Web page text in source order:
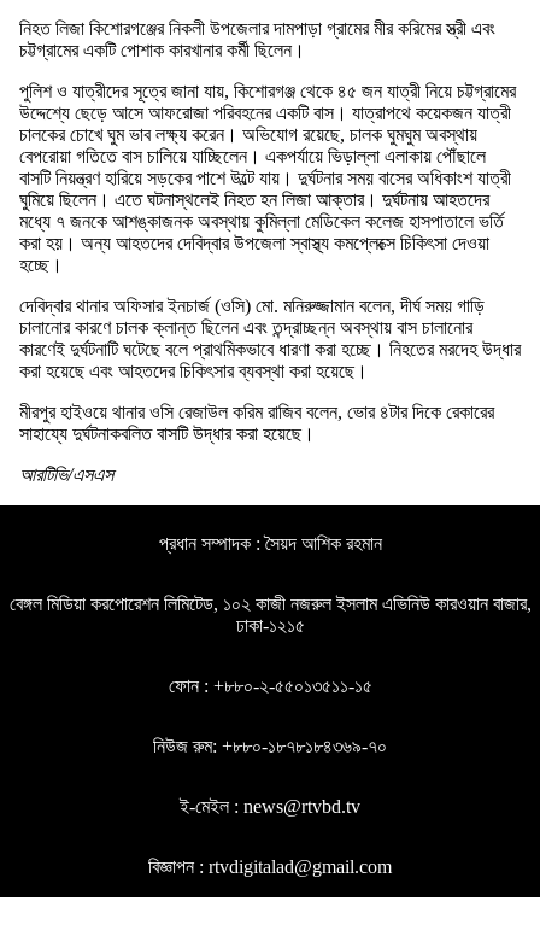
নিহত লিজা কিশোরগঞ্জের নিকলী উপজেলার দামপাড়া গ্রামের মীর করিমের স্ত্রী এবং
চট্টগ্রামের একটি পোশাক কারখানার কর্মী ছিলেন।
পুলিশ ও যাত্রীদের সূত্রে জানা যায়, কিশোরগঞ্জ থেকে ৪৫ জন যাত্রী নিয়ে চট্টগ্রামের
উদ্দেশ্যে ছেড়ে আসে আফরোজা পরিবহনের একটি বাস। যাত্রাপথে কয়েকজন যাত্রী
চালকের চোখে ঘুম ভাব লক্ষ্য করেন। অভিযোগ রয়েছে, চালক ঘুমঘুম অবস্থায়
বেপরোয়া গতিতে বাস চালিয়ে যাচ্ছিলেন। একপর্যায়ে ভিড়াল্লা এলাকায় পৌঁছালে
বাসটি নিয়ন্ত্রণ হারিয়ে সড়কের পাশে উল্টে যায়। দুর্ঘটনার সময় বাসের অধিকাংশ যাত্রী
ঘুমিয়ে ছিলেন। এতে ঘটনাস্থলেই নিহত হন লিজা আক্তার। দুর্ঘটনায় আহতদের
মধ্যে ৭ জনকে আশঙ্কাজনক অবস্থায় কুমিল্লা মেডিকেল কলেজ হাসপাতালে ভর্তি
করা হয়। অন্য আহতদের দেবিদ্বার উপজেলা স্বাস্থ্য কমপ্লেক্সে চিকিৎসা দেওয়া
হচ্ছে।
দেবিদ্বার থানার অফিসার ইনচার্জ (ওসি) মো. মনিরুজ্জামান বলেন, দীর্ঘ সময় গাড়ি
চালানোর কারণে চালক ক্লান্ত ছিলেন এবং তন্দ্রাচ্ছন্ন অবস্থায় বাস চালানোর
কারণেই দুর্ঘটনাটি ঘটেছে বলে প্রাথমিকভাবে ধারণা করা হচ্ছে। নিহতের মরদেহ উদ্ধার
করা হয়েছে এবং আহতদের চিকিৎসার ব্যবস্থা করা হয়েছে।
মীরপুর হাইওয়ে থানার ওসি রেজাউল করিম রাজিব বলেন, ভোর ৪টার দিকে রেকারের
সাহায্যে দুর্ঘটনাকবলিত বাসটি উদ্ধার করা হয়েছে।
আরটিভি/এসএস
প্রধান সম্পাদক : সৈয়দ আশিক রহমান
বেঙ্গল মিডিয়া করপোরেশন লিমিটেড, ১০২ কাজী নজরুল ইসলাম এভিনিউ কারওয়ান বাজার,
ঢাকা-১২১৫
ফোন : +৮৮০-২-৫৫০১৩৫১১-১৫
নিউজ রুম: +৮৮০-১৮৭৮১৮৪৩৬৯-৭০
ই-মেইল : news@rtvbd.tv
বিজ্ঞাপন : rtvdigitalad@gmail.com